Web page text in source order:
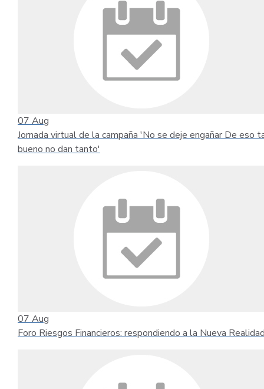
07 Aug
Jornada virtual de la campaña 'No se deje engañar De eso
bueno no dan tanto'
07 Aug
Foro Riesgos Financieros: respondiendo a la Nueva